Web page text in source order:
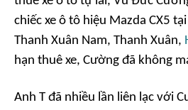
chiếc xe ô tô hiệu Mazda CX5
Thanh Xuân Nam, Thanh Xuân,
hạn thuê xe, Cường đã không
Anh T đã nhiều lần liên lạc với